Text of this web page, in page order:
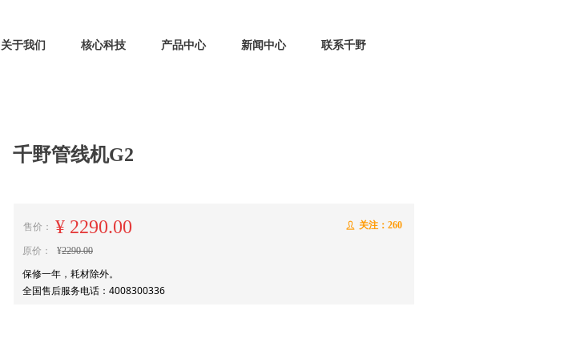
关于我们 核心科技 产品中心 新闻中心 联系千野
千野管线机G2
售价： ¥ 2290.00
原价： ¥2290.00
ꄑ 关注： 260
保修一年，耗材除外。
全国售后服务电话：4008300336